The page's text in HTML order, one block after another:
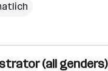
(all genders)